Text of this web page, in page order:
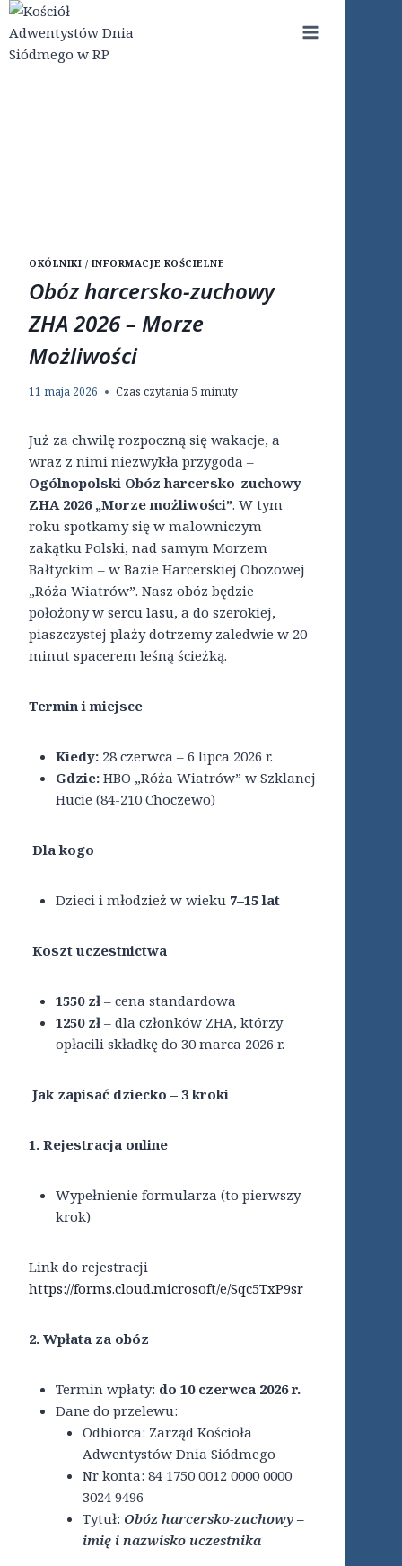
Przejdź
do
treści
OKÓLNIKI / INFORMACJE KOŚCIELNE
Obóz harcersko-zuchowy
ZHA 2026 – Morze
Możliwości
11 maja 2026 Czas czytania 5 minuty
Już za chwilę rozpoczną się wakacje, a
wraz z nimi niezwykła przygoda –
Ogólnopolski Obóz harcersko-zuchowy
ZHA 2026 „Morze możliwości”. W tym
roku spotkamy się w malowniczym
zakątku Polski, nad samym Morzem
Bałtyckim – w Bazie Harcerskiej Obozowej
„Róża Wiatrów”. Nasz obóz będzie
położony w sercu lasu, a do szerokiej,
piaszczystej plaży dotrzemy zaledwie w 20
minut spacerem leśną ścieżką.
Termin i miejsce
Kiedy: 28 czerwca – 6 lipca 2026 r.
Gdzie: HBO „Róża Wiatrów” w Szklanej
Hucie (84-210 Choczewo)
Dla kogo
Dzieci i młodzież w wieku 7–15 lat
Koszt uczestnictwa
1550 zł – cena standardowa
1250 zł – dla członków ZHA, którzy
opłacili składkę do 30 marca 2026 r.
Jak zapisać dziecko – 3 kroki
1. Rejestracja online
Wypełnienie formularza (to pierwszy
krok)
Link do rejestracji
https://forms.cloud.microsoft/e/Sqc5TxP9sr
2. Wpłata za obóz
Termin wpłaty: do 10 czerwca 2026 r.
Dane do przelewu:
Odbiorca: Zarząd Kościoła
Adwentystów Dnia Siódmego
Nr konta: 84 1750 0012 0000 0000
3024 9496
Tytuł: Obóz harcersko-zuchowy –
imię i nazwisko uczestnika